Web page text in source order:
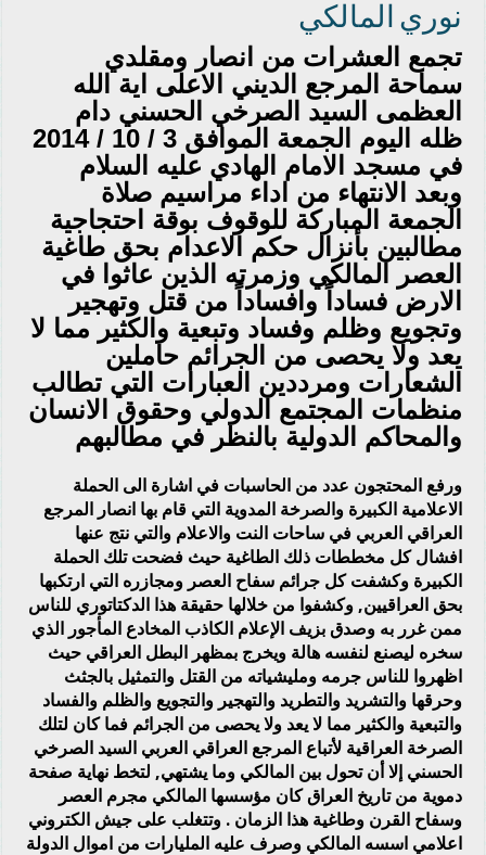
نوري المالكي
تجمع العشرات من انصار ومقلدي
سماحة المرجع الديني الاعلى اية الله
العظمى السيد الصرخي الحسني دام
ظله اليوم الجمعة الموافق 3 / 10 / 2014
في مسجد الامام الهادي عليه السلام
وبعد الانتهاء من اداء مراسيم صلاة
الجمعة المباركة للوقوف بوقة احتجاجية
مطالبين بأنزال حكم الاعدام بحق طاغية
العصر المالكي وزمرته الذين عاثوا في
الارض فساداً وافساداً من قتل وتهجير
وتجويع وظلم وفساد وتبعية والكثير مما لا
يعد ولا يحصى من الجرائم حاملين
الشعارات ومرددين العبارات التي تطالب
منظمات المجتمع الدولي وحقوق الانسان
والمحاكم الدولية بالنظر في مطالبهم
ورفع المحتجون عدد من الحاسبات في اشارة الى الحملة
الاعلامية الكبيرة والصرخة المدوية التي قام بها انصار المرجع
العراقي العربي في ساحات النت والاعلام والتي نتج عنها
افشال كل مخططات ذلك الطاغية حيث فضحت تلك الحملة
الكبيرة وكشفت كل جرائم سفاح العصر ومجازره التي ارتكبها
بحق العراقيين, وكشفوا من خلالها حقيقة هذا الدكتاتوري للناس
ممن غرر به وصدق بزيف الإعلام الكاذب المخادع المأجور الذي
سخره ليصنع لنفسه هالة ويخرج بمظهر البطل العراقي حيث
اظهروا للناس جرمه ومليشياته من القتل والتمثيل بالجثث
وحرقها والتشريد والتطريد والتهجير والتجويع والظلم والفساد
والتبعية والكثير مما لا يعد ولا يحصى من الجرائم فما كان لتلك
الصرخة العراقية لأتباع المرجع العراقي العربي السيد الصرخي
الحسني إلا أن تحول بين المالكي وما يشتهي, لتخط نهاية صفحة
دموية من تاريخ العراق كان مؤسسها المالكي مجرم العصر
وسفاح القرن وطاغية هذا الزمان . وتتغلب على جيش الكتروني
اعلامي اسسه المالكي وصرف عليه المليارات من اموال الدولة